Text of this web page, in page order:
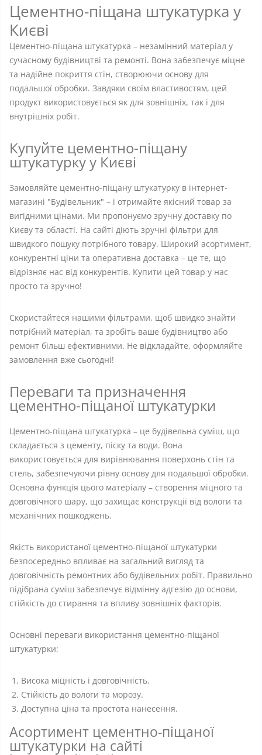
Цементно-піщана штукатурка у
Києві
Цементно-піщана штукатурка – незамінний матеріал у
сучасному будівництві та ремонті. Вона забезпечує міцне
та надійне покриття стін, створюючи основу для
подальшої обробки. Завдяки своїм властивостям, цей
продукт використовується як для зовнішніх, так і для
внутрішніх робіт.
Купуйте цементно-піщану
штукатурку у Києві
Замовляйте цементно-піщану штукатурку в інтернет-
магазині "Будівельник" – і отримайте якісний товар за
вигідними цінами. Ми пропонуємо зручну доставку по
Києву та області. На сайті діють зручні фільтри для
швидкого пошуку потрібного товару. Широкий асортимент,
конкурентні ціни та оперативна доставка – це те, що
відрізняє нас від конкурентів. Купити цей товар у нас
просто та зручно!
Скористайтеся нашими фільтрами, щоб швидко знайти
потрібний матеріал, та зробіть ваше будівництво або
ремонт більш ефективними. Не відкладайте, оформляйте
замовлення вже сьогодні!
Переваги та призначення
цементно-піщаної штукатурки
Цементно-піщана штукатурка – це будівельна суміш, що
складається з цементу, піску та води. Вона
використовується для вирівнювання поверхонь стін та
стель, забезпечуючи рівну основу для подальшої обробки.
Основна функція цього матеріалу – створення міцного та
довговічного шару, що захищає конструкції від вологи та
механічних пошкоджень.
Якість використаної цементно-піщаної штукатурки
безпосередньо впливає на загальний вигляд та
довговічність ремонтних або будівельних робіт. Правильно
підібрана суміш забезпечує відмінну адгезію до основи,
стійкість до стирання та впливу зовнішніх факторів.
Основні переваги використання цементно-піщаної
штукатурки:
Висока міцність і довговічність.
Стійкість до вологи та морозу.
Доступна ціна та простота нанесення.
Асортимент цементно-піщаної
штукатурки на сайті